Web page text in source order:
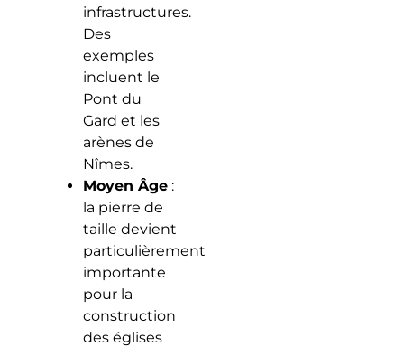
infrastructures.
Des
exemples
incluent le
Pont du
Gard et les
arènes de
Nîmes.
Moyen Âge:
la pierre de
taille devient
particulièrement
importante
pour la
construction
des églises